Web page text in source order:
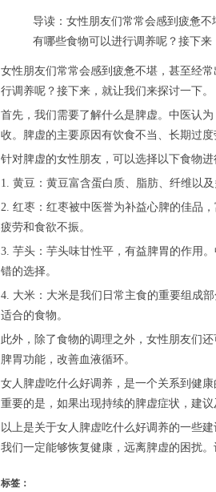
导读：女性朋友们常常会感到疲惫
有哪些食物可以进行调养呢？接下来
女性朋友们常常会感到疲惫不堪，甚至经
行调养呢？接下来，就让我们来探讨一下。
首先，我们需要了解什么是脾虚。中医认
收。脾虚的主要原因有饮食不当、长期过度
针对脾虚的女性朋友，可以选择以下食物进
1. 黄豆：黄豆富含蛋白质、脂肪、纤维以
2. 红枣：红枣被中医誉为补益心脾的佳品
疲劳和食欲不振。
3. 芋头：芋头味甘性平，有益脾胃的作用
错的选择。
4. 大米：大米是我们日常主食的重要组成
适合的食物。
此外，除了食物的调理之外，女性朋友们
脾胃功能，改善血液循环。
女人脾虚吃什么好调养，是一个关系到健
重要的是，如果出现持续的脾虚症状，建
以上是关于女人脾虚吃什么好调养的一些
我们一定能够恢复健康，远离脾虚的困扰
标签：